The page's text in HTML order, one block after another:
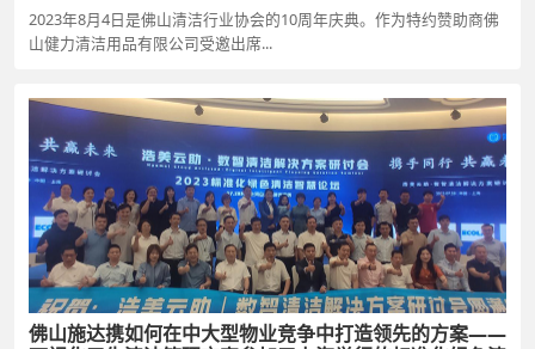
2023年8月4日是佛山清洁行业协会的10周年庆典。作为特约赞助商佛
山健力清洁用品有限公司受邀出席...
佛山施达携如何在中大型物业竞争中打造领先的方案——